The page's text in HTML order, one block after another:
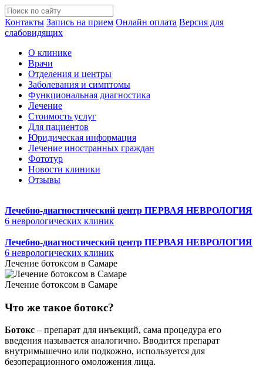
Контакты Запись на прием Онлайн оплата Версия для
слабовидящих
О клинике
Врачи
Отделения и центры
Заболевания и симптомы
Функциональная диагностика
Лечение
Стоимость услуг
Для пациентов
Юридическая информация
Лечение иностранных граждан
Фототур
Новости клиники
Отзывы
Лечебно-диагностический центр ПЕРВАЯ НЕВРОЛОГИЯ
6 неврологических клиник
Лечебно-диагностический центр ПЕРВАЯ НЕВРОЛОГИЯ
6 неврологических клиник
Лечение ботоксом в Самаре
Лечение ботоксом в Самаре
Что же такое ботокс?
Ботокс – препарат для инъекций, сама процедура его
введения называется аналогично. Вводится препарат
внутримышечно или подкожно, используется для
безоперационного омоложения лица.